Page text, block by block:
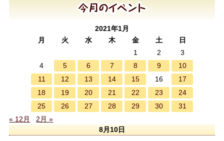
2021年1月
月
火 水 木 金 土
日
1
2
3
4
5 6 7 8 9
10
11
12 13 14 15 16
17
18
19 20 21 22 23
24
25
26 27 28 29 30
31
« 12月
2月 »
8月10日